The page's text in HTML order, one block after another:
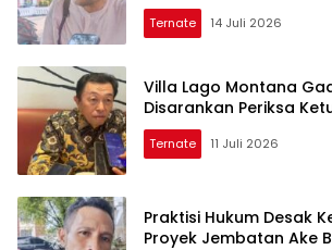
Ternate 14 Juli 2026
Villa Lago Montana
Disarankan Periksa
Ternate 11 Juli 2026
Praktisi Hukum Desak
Proyek Jembatan Ake